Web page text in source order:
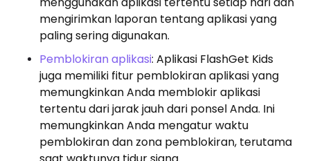
mengirimkan laporan tentang aplikasi yang
paling sering digunakan.
Pemblokiran aplikasi: Aplikasi FlashGet Kids
juga memiliki fitur pemblokiran aplikasi yang
memungkinkan Anda memblokir aplikasi
tertentu dari jarak jauh dari ponsel Anda. Ini
memungkinkan Anda mengatur waktu
pemblokiran dan zona pemblokiran, terutama